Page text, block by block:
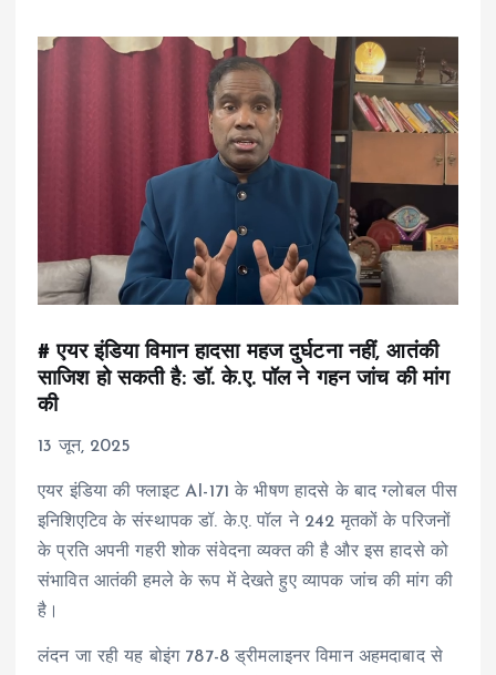
# एयर इंडिया विमान हादसा महज दुर्घटना नहीं, आतंकी
साजिश हो सकती है: डॉ. के.ए. पॉल ने गहन जांच की मांग
की
13 जून, 2025
एयर इंडिया की फ्लाइट AI-171 के भीषण हादसे के बाद ग्लोबल पीस
इनिशिएटिव के संस्थापक डॉ. के.ए. पॉल ने 242 मृतकों के परिजनों
के प्रति अपनी गहरी शोक संवेदना व्यक्त की है और इस हादसे को
संभावित आतंकी हमले के रूप में देखते हुए व्यापक जांच की मांग की
है।
लंदन जा रही यह बोइंग 787-8 ड्रीमलाइनर विमान अहमदाबाद से